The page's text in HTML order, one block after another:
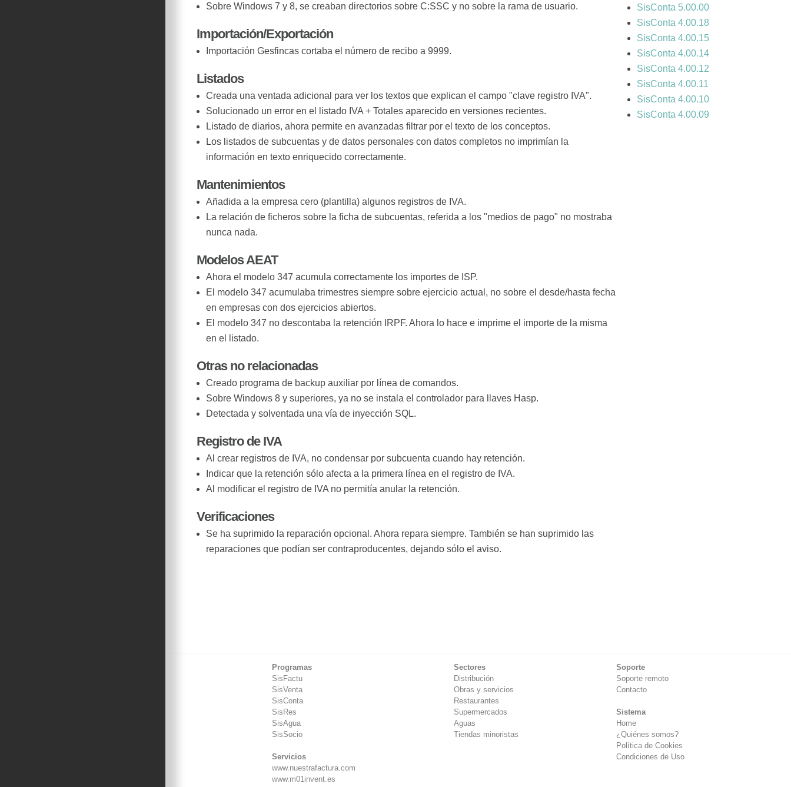
Sobre Windows 7 y 8, se creaban directorios sobre C:SSC y no sobre la rama de usuario.
Importación/Exportación
Importación Gesfincas cortaba el número de recibo a 9999.
Listados
Creada una ventada adicional para ver los textos que explican el campo "clave registro IVA".
Solucionado un error en el listado IVA + Totales aparecido en versiones recientes.
Listado de diarios, ahora permite en avanzadas filtrar por el texto de los conceptos.
Los listados de subcuentas y de datos personales con datos completos no imprimían la
información en texto enriquecido correctamente.
Mantenimientos
Añadida a la empresa cero (plantilla) algunos registros de IVA.
La relación de ficheros sobre la ficha de subcuentas, referida a los "medios de pago" no mostraba
nunca nada.
Modelos AEAT
Ahora el modelo 347 acumula correctamente los importes de ISP.
El modelo 347 acumulaba trimestres siempre sobre ejercicio actual, no sobre el desde/hasta fecha
en empresas con dos ejercicios abiertos.
El modelo 347 no descontaba la retención IRPF. Ahora lo hace e imprime el importe de la misma
en el listado.
Otras no relacionadas
Creado programa de backup auxiliar por línea de comandos.
Sobre Windows 8 y superiores, ya no se instala el controlador para llaves Hasp.
Detectada y solventada una vía de inyección SQL.
Registro de IVA
Al crear registros de IVA, no condensar por subcuenta cuando hay retención.
Indicar que la retención sólo afecta a la primera línea en el registro de IVA.
Al modificar el registro de IVA no permitía anular la retención.
Verificaciones
Se ha suprimido la reparación opcional. Ahora repara siempre. También se han suprimido las
reparaciones que podían ser contraproducentes, dejando sólo el aviso.
SisConta 5.00.00
SisConta 4.00.18
SisConta 4.00.15
SisConta 4.00.14
SisConta 4.00.12
SisConta 4.00.11
SisConta 4.00.10
SisConta 4.00.09
Programas
SisFactu
SisVenta
SisConta
SisRes
SisAgua
SisSocio
Servicios
www.nuestrafactura.com
www.m01invent.es
Sectores
Distribución
Obras y servicios
Restaurantes
Supermercados
Aguas
Tiendas minoristas
Soporte
Soporte remoto
Contacto
Sistema
Home
¿Quiénes somos?
Política de Cookies
Condiciones de Uso